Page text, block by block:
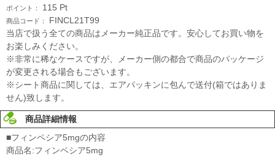
ポイント： 115 Pt
商品コード：
FINCL21T99
当店で扱う全ての商品はメーカー純正品です。安心してお買い物を
お楽しみください。
※非常に稀なケースですが、メーカー側の都合で商品のパッケージ
が変更される場合もございます。
※シート商品に関しては、エアパッキンに包んで送付(箱ではありま
せん)致します。
商品詳細情報
■フィンペシア5mgの内容
商品名:フィンペシア5mg